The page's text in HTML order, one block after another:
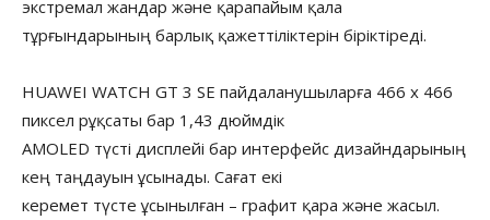
экстремал жандар және қарапайым қала
тұрғындарының барлық қажеттіліктерін біріктіреді.
HUAWEI WATCH GT 3 SE пайдаланушыларға 466 x 466
пиксел рұқсаты бар 1,43 дюймдік
AMOLED түсті дисплейі бар интерфейс дизайндарының
кең таңдауын ұсынады. Сағат екі
керемет түсте ұсынылған – графит қара және жасыл.